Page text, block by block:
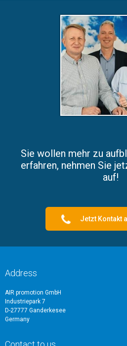
Sie wollen mehr zu
erfahren, nehmen Sie
auf!
Jetzt Kontakt
Address
AIR promotion GmbH
Industriepark 7
D-27777 Ganderkesee
Germany